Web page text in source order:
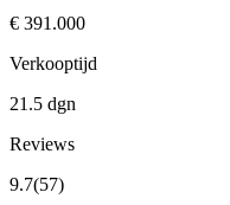
€ 391.000
Verkooptijd
21.5 dgn
Reviews
9.7(57)